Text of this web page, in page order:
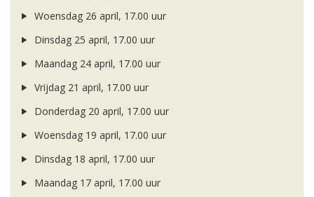
Woensdag 26 april, 17.00 uur
Dinsdag 25 april, 17.00 uur
Maandag 24 april, 17.00 uur
Vrijdag 21 april, 17.00 uur
Donderdag 20 april, 17.00 uur
Woensdag 19 april, 17.00 uur
Dinsdag 18 april, 17.00 uur
Maandag 17 april, 17.00 uur